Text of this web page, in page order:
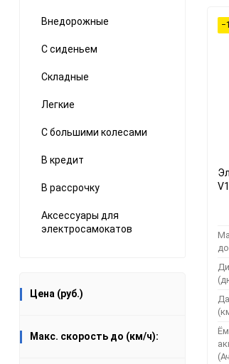
Внедорожные
С сиденьем
Складные
Легкие
С большими колесами
В кредит
В рассрочку
Аксессуары для
электросамокатов
Цена (руб.)
Макс. скорость до (км/ч):